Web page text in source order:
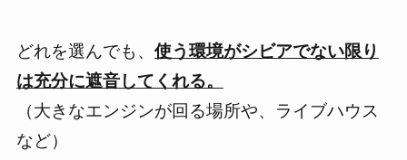
どれを選んでも、 使う環境がシビアでない限り
は充分に遮音してくれる。
（大きなエンジンが回る場所や、ライブハウス
など）